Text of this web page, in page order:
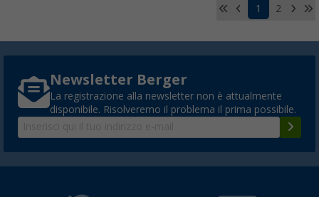
1 2
Newsletter Berger
La registrazione alla newsletter non è attualmente
disponibile. Risolveremo il problema il prima possibile.